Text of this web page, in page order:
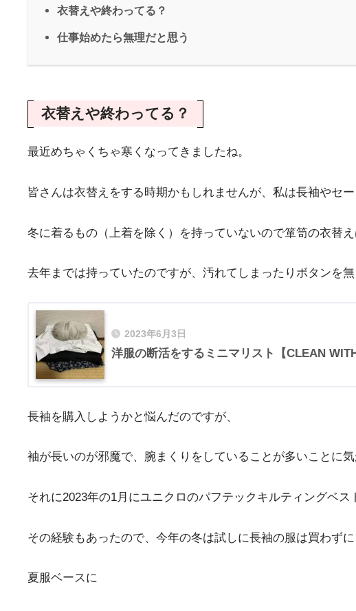
衣替えや終わってる？
仕事始めたら無理だと思う
衣替えや終わってる？
最近めちゃくちゃ寒くなってきましたね。
皆さんは衣替えをする時期かもしれませんが、私は長袖やセ
冬に着るもの（上着を除く）を持っていないので箪笥の衣替え
去年までは持っていたのですが、汚れてしまったりボタンを
2023年6月3日
洋服の断活をするミニマリスト【CLEAN WITH
長袖を購入しようかと悩んだのですが、
袖が長いのが邪魔で、腕まくりをしていることが多いことに気
それに2023年の1月にユニクロのパフテックキルティングベ
その経験もあったので、今年の冬は試しに長袖の服は買わずに
夏服ベースに